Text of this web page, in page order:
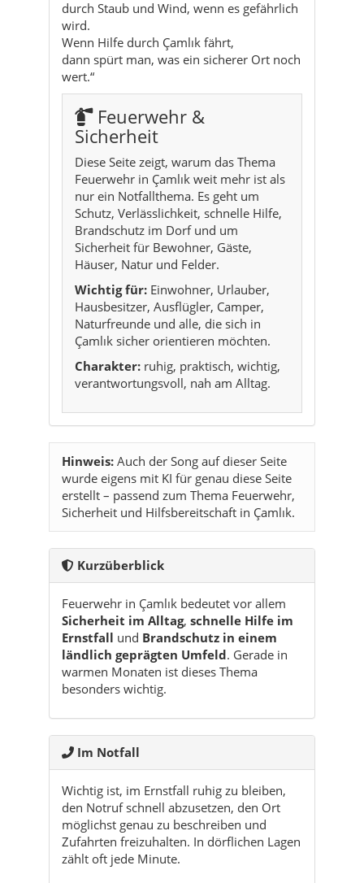
Feuerwehr &
Sicherheit
Diese Seite zeigt, warum das Thema
Feuerwehr in Çamlık weit mehr ist als
nur ein Notfallthema. Es geht um
Schutz, Verlässlichkeit, schnelle Hilfe,
Brandschutz im Dorf und um
Sicherheit für Bewohner, Gäste,
Häuser, Natur und Felder.
Wichtig für:Einwohner, Urlauber,
Hausbesitzer, Ausflügler, Camper,
Naturfreunde und alle, die sich in
Çamlık sicher orientieren möchten.
Charakter:
ruhig, praktisch, wichtig,
verantwortungsvoll, nah am Alltag.
Hinweis:Auch der Song auf dieser Seite
wurde eigens mit KI für genau diese Seite
erstellt – passend zum Thema Feuerwehr,
Sicherheit und Hilfsbereitschaft in Çamlık.
Kurzüberblick
Feuerwehr in Çamlık bedeutet vor allem
Sicherheit im Alltag,schnelle Hilfe im
ErnstfallundBrandschutz in einem
ländlich geprägten Umfeld
warmen Monaten ist dieses Thema
besonders wichtig.
Im Notfall
den Notruf schnell abzusetzen, den Ort
möglichst genau zu beschreiben und
Zufahrten freizuhalten. In dörflichen Lagen
zählt oft jede Minute.
Besonders im Sommer